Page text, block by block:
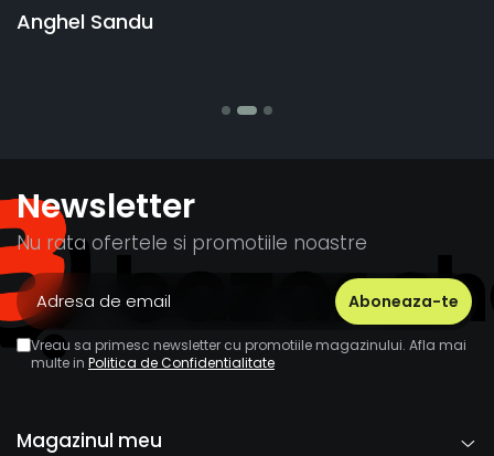
banii pentru 1 bucata, Multumesc
Newsletter
Nu rata ofertele si promotiile noastre
Vreau sa primesc newsletter cu promotiile magazinului. Afla mai
multe in Politica de Confidentialitate
Magazinul meu